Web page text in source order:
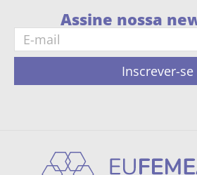
Assine nossa
Inscrever-se